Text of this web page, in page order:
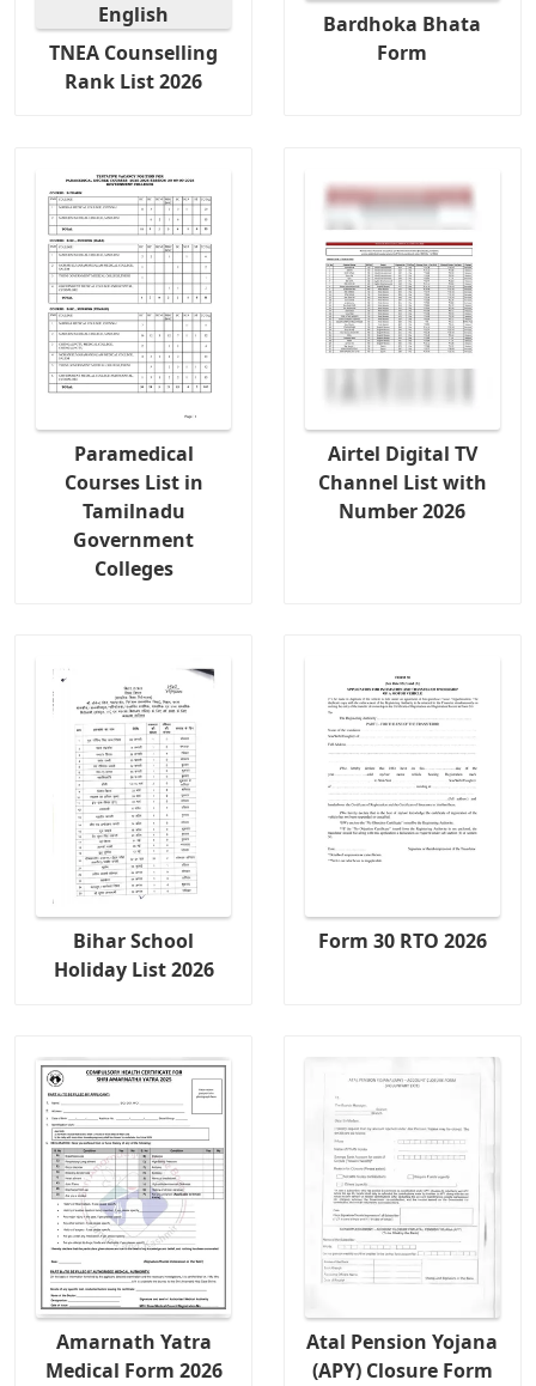
TNEA Counselling
Rank List 2026
Bardhoka Bhata
Form
Paramedical
Courses List in
Tamilnadu
Government
Colleges
Airtel Digital TV
Channel List with
Number 2026
Bihar School
Holiday List 2026
Form 30 RTO 2026
Amarnath Yatra
Medical Form 2026
Atal Pension Yojana
(APY) Closure Form